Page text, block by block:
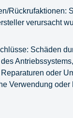
Rückrufaktionen:
verursacht
Schäden
oder
Verwendung oder